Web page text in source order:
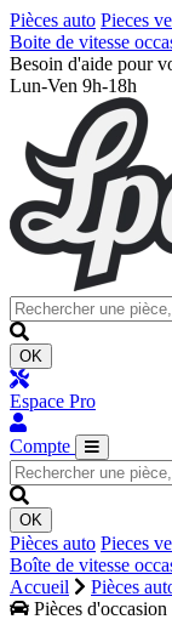
Pièces auto Pieces
Boite de vitesse
Besoin d'aide pour
Lun-Ven 9h-18h
OK
Espace Pro
Compte
OK
Pièces auto Pieces
Boîte de vitesse
Accueil
Pièces
Pièces d'occasion